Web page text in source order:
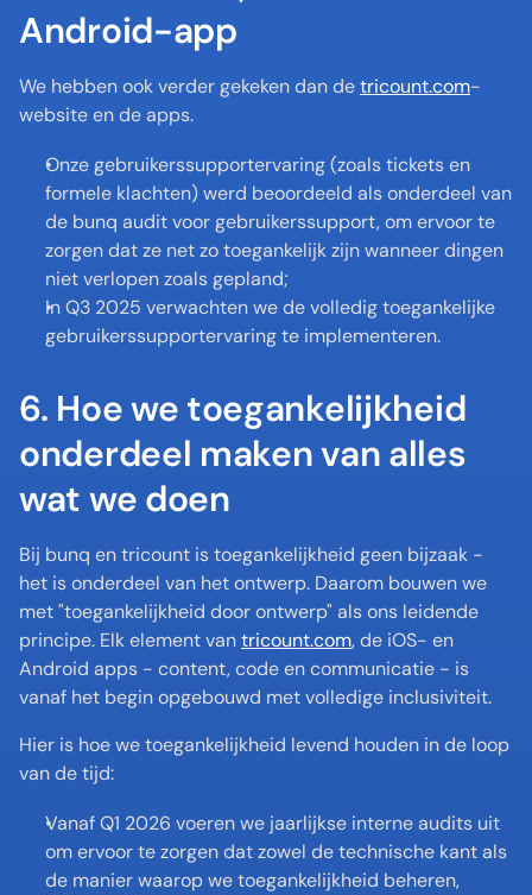
Android-app
We hebben ook verder gekeken dan de tricount.com-
website en de apps.
Onze gebruikerssupportervaring (zoals tickets en
formele klachten) werd beoordeeld als onderdeel van
de bunq audit voor gebruikerssupport, om ervoor te
zorgen dat ze net zo toegankelijk zijn wanneer dingen
niet verlopen zoals gepland;
In Q3 2025 verwachten we de volledig toegankelijke
gebruikerssupportervaring te implementeren.
6. Hoe we toegankelijkheid
onderdeel maken van alles
wat we doen
Bij bunq en tricount is toegankelijkheid geen bijzaak -
het is onderdeel van het ontwerp. Daarom bouwen we
met "toegankelijkheid door ontwerp" als ons leidende
principe. Elk element van tricount.com, de iOS- en
Android apps - content, code en communicatie - is
vanaf het begin opgebouwd met volledige inclusiviteit.
Hier is hoe we toegankelijkheid levend houden in de loop
van de tijd:
Vanaf Q1 2026 voeren we jaarlijkse interne audits uit
om ervoor te zorgen dat zowel de technische kant als
de manier waarop we toegankelijkheid beheren,